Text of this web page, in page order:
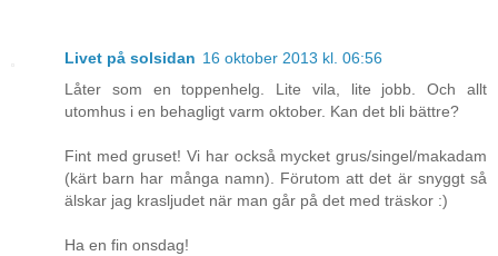
Livet på solsidan 16 oktober 2013 kl. 06:56
Låter som en toppenhelg. Lite vila, lite jobb. Och allt
utomhus i en behagligt varm oktober. Kan det bli bättre?
Fint med gruset! Vi har också mycket grus/singel/makadam
(kärt barn har många namn). Förutom att det är snyggt så
älskar jag krasljudet när man går på det med träskor :)
Ha en fin onsdag!